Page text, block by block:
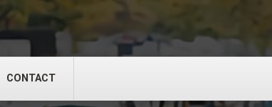
CONTACT